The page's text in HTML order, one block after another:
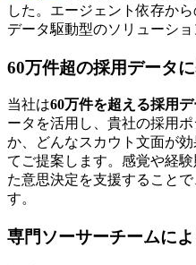
した。エージェント依存か
データ駆動型のソリューショ
60万件超の採用データ
当社は60万件を超える採用デ
ータを活用し、貴社の採用
か、どんなスカウト文面が
てご提案します。感覚や経
た意思決定を支援すること
す。
専門ソーサーチームに